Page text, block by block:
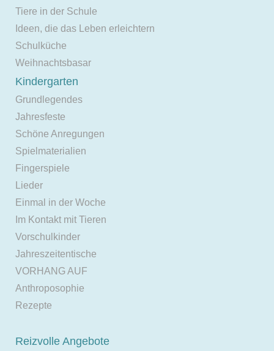
Tiere in der Schule
Ideen, die das Leben erleichtern
Schulküche
Weihnachtsbasar
Kindergarten
Grundlegendes
Jahresfeste
Schöne Anregungen
Spielmaterialien
Fingerspiele
Lieder
Einmal in der Woche
Im Kontakt mit Tieren
Vorschulkinder
Jahreszeitentische
VORHANG AUF
Anthroposophie
Rezepte
Reizvolle Angebote